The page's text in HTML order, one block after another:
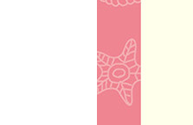
PREVIEW
One Fine Day in
MAP
ENJOY